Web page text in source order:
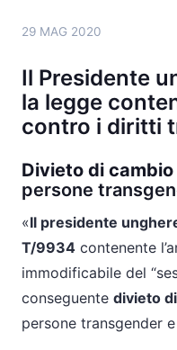
29 MAG 2020
Il Presidente
la legge
contro i diritti
Divieto di
persone
«Il presidente
T/9934 contenente
immodificabile del
conseguente divieto
persone transgender